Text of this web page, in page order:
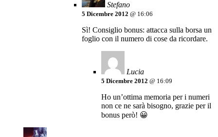
Stefano
5 Dicembre 2012 @ 16:06
Sì! Consiglio bonus: attacca sulla borsa un
foglio con il numero di cose da ricordare.
Lucia
5 Dicembre 2012 @ 16:09
Ho un’ottima memoria per i numeri
non ce ne sarà bisogno, grazie per il
bonus però! 😀